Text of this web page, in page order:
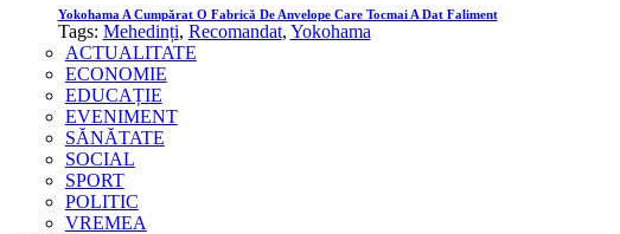
Yokohama A Cumpărat O Fabrică De Anvelope Care Tocmai A Dat Faliment
Tags: Mehedinți, Recomandat, Yokohama
ACTUALITATE
ECONOMIE
EDUCAȚIE
EVENIMENT
SĂNĂTATE
SOCIAL
SPORT
POLITIC
VREMEA